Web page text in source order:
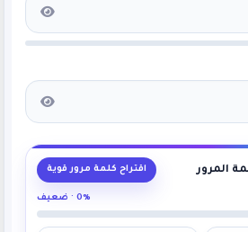
المرور اقتراح كلمة مرور قوية
0% · ضعيف